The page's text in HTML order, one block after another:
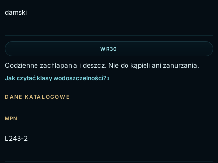
damski
WR30
Codzienne zachlapania i deszcz. Nie do kąpieli ani zanurzania.
Jak czytać klasy wodoszczelności?
DANE KATALOGOWE
MPN
L248-2